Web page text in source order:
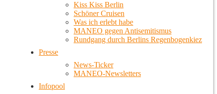
Kiss Kiss Berlin
Schöner Cruisen
Was ich erlebt habe
MANEO gegen Antisemitismus
Rundgang durch Berlins Regenbogenkiez
Presse
News-Ticker
MANEO-Newsletters
Infopool